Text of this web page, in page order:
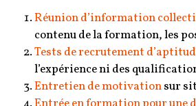
Réunion d’information
contenu de la formation, les
Tests de recrutement
l’expérience ni des
Entretien de motivationsur